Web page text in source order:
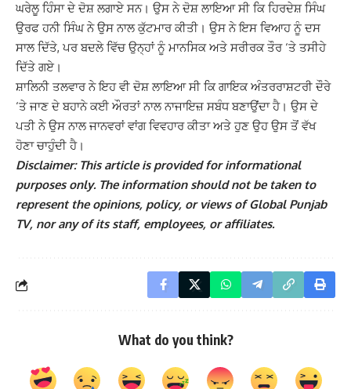
ਘਰੇਲੂ ਹਿੰਸਾ ਦੇ ਦੋਸ਼ ਲਗਾਏ ਸਨ। ਉਸ ਨੇ ਦੋਸ਼ ਲਾਇਆ ਸੀ ਕਿ ਹਿਰਦੇਸ਼ ਸਿੰਘ
ਉਰਫ ਹਨੀ ਸਿੰਘ ਨੇ ਉਸ ਨਾਲ ਕੁੱਟਮਾਰ ਕੀਤੀ। ਉਸ ਨੇ ਇਸ ਵਿਆਹ ਨੂੰ ਦਸ
ਸਾਲ ਦਿੱਤੇ, ਪਰ ਬਦਲੇ ਵਿੱਚ ਉਨ੍ਹਾਂ ਨੂੰ ਮਾਨਸਿਕ ਅਤੇ ਸਰੀਰਕ ਤੌਰ ‘ਤੇ ਤਸੀਹੇ
ਦਿੱਤੇ ਗਏ।
ਸ਼ਾਲਿਨੀ ਤਲਵਾਰ ਨੇ ਇਹ ਵੀ ਦੋਸ਼ ਲਾਇਆ ਸੀ ਕਿ ਗਾਇਕ ਅੰਤਰਰਾਸ਼ਟਰੀ ਦੌਰੇ
‘ਤੇ ਜਾਣ ਦੇ ਬਹਾਨੇ ਕਈ ਔਰਤਾਂ ਨਾਲ ਨਾਜਾਇਜ਼ ਸਬੰਧ ਬਣਾਉਂਦਾ ਹੈ। ਉਸ ਦੇ
ਪਤੀ ਨੇ ਉਸ ਨਾਲ ਜਾਨਵਰਾਂ ਵਾਂਗ ਵਿਵਹਾਰ ਕੀਤਾ ਅਤੇ ਹੁਣ ਉਹ ਉਸ ਤੋਂ ਵੱਖ
ਹੋਣਾ ਚਾਹੁੰਦੀ ਹੈ।
Disclaimer: This article is provided for informational
purposes only. The information should not be taken to
represent the opinions, policy, or views of Global Punjab
TV, nor any of its staff, employees, or affiliates.
What do you think?